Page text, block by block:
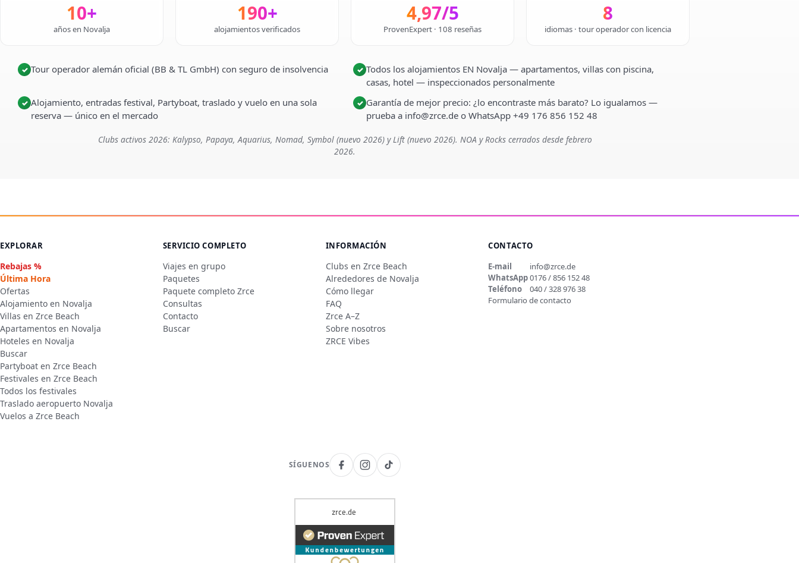
10+
años en Novalja
190+
alojamientos verificados
4,97/5
ProvenExpert · 108 reseñas
8
idiomas · tour operador con licencia
✓ Tour operador alemán oficial (BB & TL GmbH) con seguro de insolvencia ✓ Todos los alojamientos EN Novalja — apartamentos, villas con piscina,
casas, hotel — inspeccionados personalmente
✓ Alojamiento, entradas festival, Partyboat, traslado y vuelo en una sola
reserva — único en el mercado
✓ Garantía de mejor precio: ¿lo encontraste más barato? Lo igualamos —
prueba a info@zrce.de o WhatsApp +49 176 856 152 48
Clubs activos 2026: Kalypso, Papaya, Aquarius, Nomad, Symbol (nuevo 2026) y Lift (nuevo 2026). NOA y Rocks cerrados desde febrero
2026.
EXPLORAR
Rebajas %
Última Hora
Ofertas
Alojamiento en Novalja
Villas en Zrce Beach
Apartamentos en Novalja
Hoteles en Novalja
Buscar
Partyboat en Zrce Beach
Festivales en Zrce Beach
Todos los festivales
Traslado aeropuerto Novalja
Vuelos a Zrce Beach
SERVICIO COMPLETO
Viajes en grupo
Paquetes
Paquete completo Zrce
Consultas
Contacto
Buscar
INFORMACIÓN
Clubs en Zrce Beach
Alrededores de Novalja
Cómo llegar
FAQ
Zrce A–Z
Sobre nosotros
ZRCE Vibes
CONTACTO
E-mail
info@zrce.de
WhatsApp0176 / 856 152 48
Teléfono
040 / 328 976 38
Formulario de contacto
SÍGUENOS